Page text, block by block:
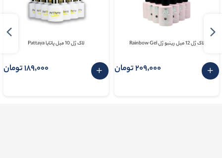
لاک ژل 12 میل رینبو ژل Rainbow Gel
209٬000 تومان
لاک ژل 10 میل پاتایا Pattaya
189٬000 تومان